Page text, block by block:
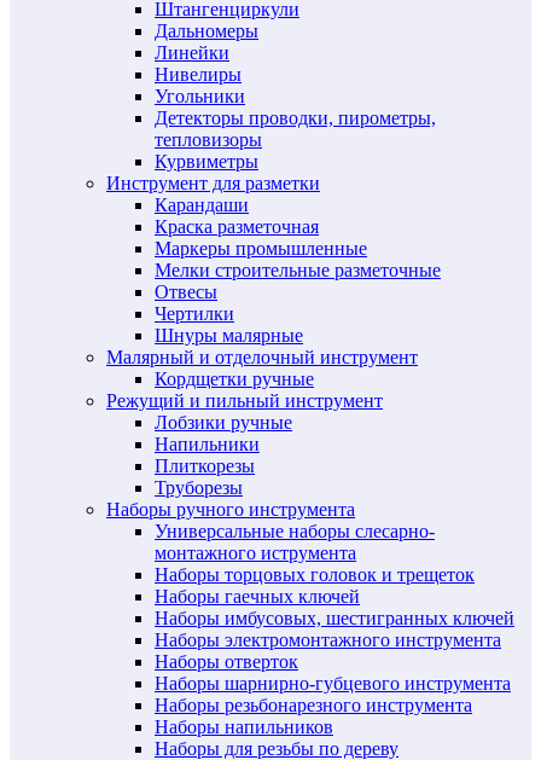
Штангенциркули
Дальномеры
Линейки
Нивелиры
Угольники
Детекторы проводки, пирометры,
тепловизоры
Курвиметры
Инструмент для разметки
Карандаши
Краска разметочная
Маркеры промышленные
Мелки строительные разметочные
Отвесы
Чертилки
Шнуры малярные
Малярный и отделочный инструмент
Кордщетки ручные
Режущий и пильный инструмент
Лобзики ручные
Напильники
Плиткорезы
Труборезы
Наборы ручного инструмента
Универсальные наборы слесарно-
монтажного иструмента
Наборы торцовых головок и трещеток
Наборы гаечных ключей
Наборы имбусовых, шестигранных ключей
Наборы электромонтажного инструмента
Наборы отверток
Наборы шарнирно-губцевого инструмента
Наборы резьбонарезного инструмента
Наборы напильников
Наборы для резьбы по дереву